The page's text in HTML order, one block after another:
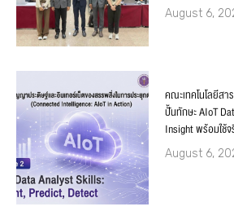
August 6,
คณะเทคโนโลยีสา
ปั้นทักษะ AIoT
Insight พร้อมใช้จ
August 6,